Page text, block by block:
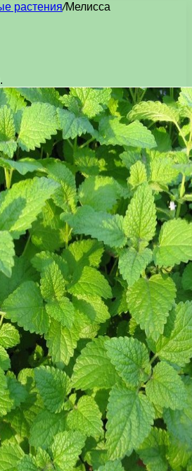
растения/Мелисса